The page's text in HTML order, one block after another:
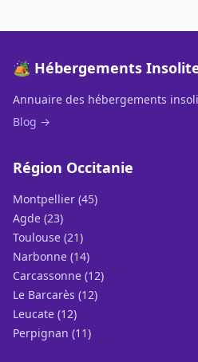
🏕️ Hébergements
Annuaire des hébergements
Blog →
Région Occitanie
Montpellier (45)
Agde (23)
Toulouse (21)
Narbonne (14)
Carcassonne (12)
Le Barcarès (12)
Leucate (12)
Perpignan (11)